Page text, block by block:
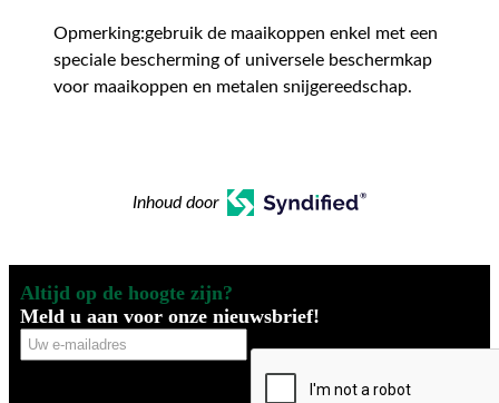
Opmerking:gebruik de maaikoppen enkel met een
speciale bescherming of universele beschermkap
voor maaikoppen en metalen snijgereedschap.
Inhoud door
Altijd op de hoogte zijn?
Meld u aan voor onze nieuwsbrief!
Uw
e-